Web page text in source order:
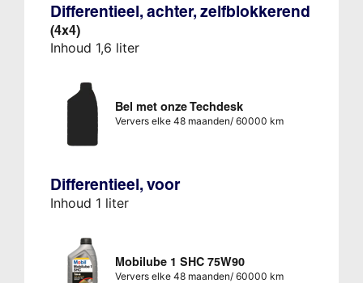
Differentieel, achter, zelfblokkerend
(4x4)
Inhoud 1,6 liter
Bel met onze Techdesk
Ververs elke 48 maanden/ 60000 km
Differentieel, voor
Inhoud 1 liter
Mobilube 1 SHC 75W90
Ververs elke 48 maanden/ 60000 km